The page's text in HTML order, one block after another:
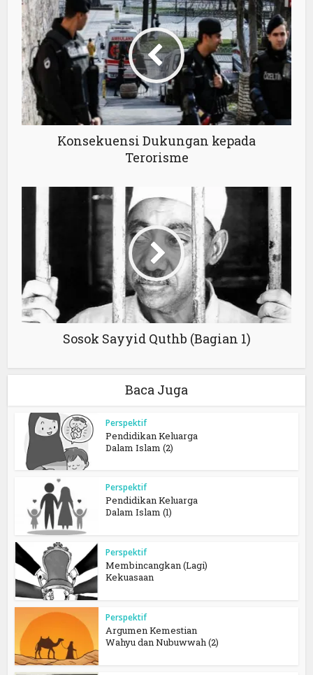
Konsekuensi Dukungan kepada
Terorisme
Sosok Sayyid Quthb (Bagian 1)
Baca Juga
Perspektif
Pendidikan Keluarga
Dalam Islam (2)
Perspektif
Pendidikan Keluarga
Dalam Islam (1)
Perspektif
Membincangkan (Lagi)
Kekuasaan
Perspektif
Argumen Kemestian
Wahyu dan Nubuwwah (2)